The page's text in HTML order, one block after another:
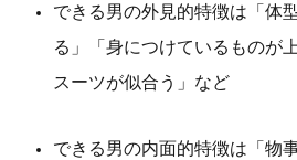
できる男の外見的特徴は「体
る」「身につけているものが
スーツが似合う」など
できる男の内面的特徴は「物